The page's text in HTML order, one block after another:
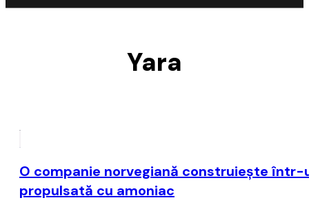
Yara
O companie norvegiană construieşte
propulsată cu amoniac